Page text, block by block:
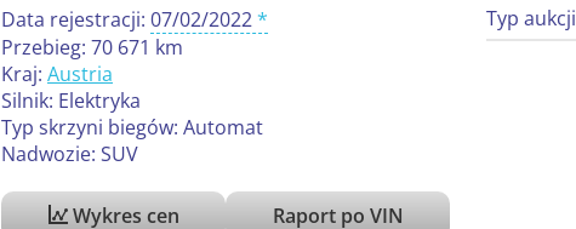
Data rejestracji: 07/02/2022
Przebieg: 70 671 km
Kraj: Austria
Silnik: Elektryka
Typ skrzyni biegów: Automat
Nadwozie: SUV
Wykres cen Raport po VIN
Typ aukcji